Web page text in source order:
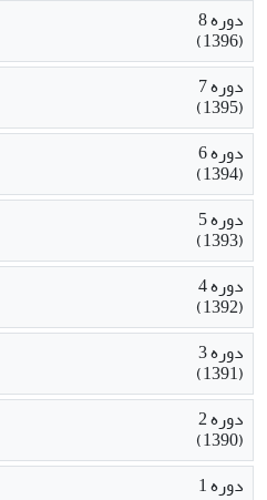
دوره 8
(1396)
دوره 7
(1395)
دوره 6
(1394)
دوره 5
(1393)
دوره 4
(1392)
دوره 3
(1391)
دوره 2
(1390)
دوره 1